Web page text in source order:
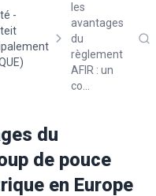
-
les
avantages
du
règlement
AFIR : un
co...
du
de pouce
en Europe